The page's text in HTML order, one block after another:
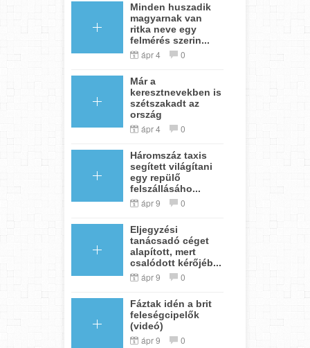
Minden huszadik
magyarnak van
ritka neve egy
felmérés szerin...
ápr 4 0
Már a
keresztnevekben is
szétszakadt az
ország
ápr 4 0
Háromszáz taxis
segített világítani
egy repülő
felszállásáho...
ápr 9 0
Eljegyzési
tanácsadó céget
alapított, mert
csalódott kérőjéb...
ápr 9 0
Fáztak idén a brit
feleségcipelők
(videó)
ápr 9 0